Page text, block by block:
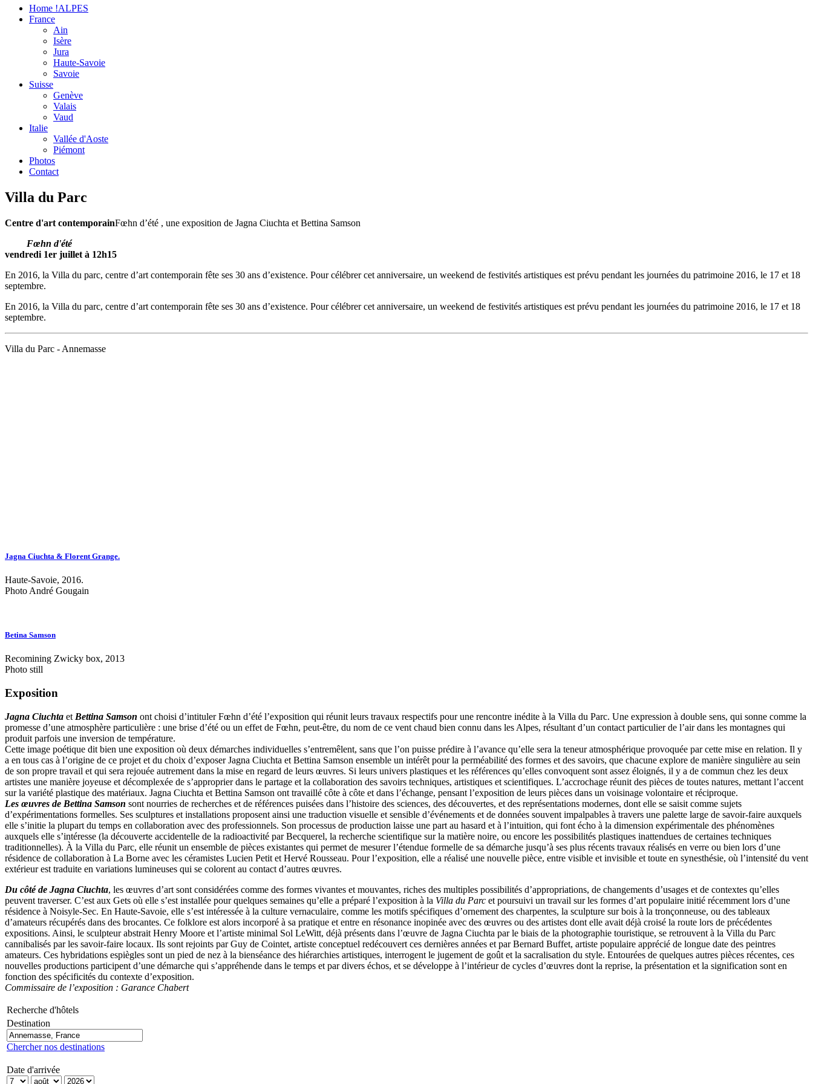
Home !ALPES
France
Ain
Isère
Jura
Haute-Savoie
Savoie
Suisse
Genève
Valais
Vaud
Italie
Vallée d'Aoste
Piémont
Photos
Contact
Villa du Parc
Centre d'art contemporainFœhn d’été , une exposition de Jagna Ciuchta et Bettina Samson
Fœhn d'été
vendredi 1er juillet à 12h15
En 2016, la Villa du parc, centre d’art contemporain fête ses 30 ans d’existence. Pour célébrer cet anniversaire, un weekend de festivités artistiques est prévu pendant les journées du patrimoine 2016, le 17 et 18
septembre.
En 2016, la Villa du parc, centre d’art contemporain fête ses 30 ans d’existence. Pour célébrer cet anniversaire, un weekend de festivités artistiques est prévu pendant les journées du patrimoine 2016, le 17 et 18
septembre.
Villa du Parc - Annemasse
Jagna Ciuchta & Florent Grange.
Haute-Savoie, 2016.
Photo André Gougain
Betina Samson
Recomining Zwicky box, 2013
Photo still
Exposition
Jagna Ciuchta et Bettina Samson ont choisi d’intituler Fœhn d’été l’exposition qui réunit leurs travaux respectifs pour une rencontre inédite à la Villa du Parc. Une expression à double sens, qui sonne comme la
promesse d’une atmosphère particulière : une brise d’été ou un effet de Fœhn, peut-être, du nom de ce vent chaud bien connu dans les Alpes, résultant d’un contact particulier de l’air dans les montagnes qui
produit parfois une inversion de température.
Cette image poétique dit bien une exposition où deux démarches individuelles s’entremêlent, sans que l’on puisse prédire à l’avance qu’elle sera la teneur atmosphérique provoquée par cette mise en relation. Il y
a en tous cas à l’origine de ce projet et du choix d’exposer Jagna Ciuchta et Bettina Samson ensemble un intérêt pour la perméabilité des formes et des savoirs, que chacune explore de manière singulière au sein
de son propre travail et qui sera rejouée autrement dans la mise en regard de leurs œuvres. Si leurs univers plastiques et les références qu’elles convoquent sont assez éloignés, il y a de commun chez les deux
artistes une manière joyeuse et décomplexée de s’approprier dans le partage et la collaboration des savoirs techniques, artistiques et scientifiques. L’accrochage réunit des pièces de toutes natures, mettant l’accent
sur la variété plastique des matériaux. Jagna Ciuchta et Bettina Samson ont travaillé côte à côte et dans l’échange, pensant l’exposition de leurs pièces dans un voisinage volontaire et réciproque.
Les œuvres de Bettina Samson sont nourries de recherches et de références puisées dans l’histoire des sciences, des découvertes, et des représentations modernes, dont elle se saisit comme sujets
d’expérimentations formelles. Ses sculptures et installations proposent ainsi une traduction visuelle et sensible d’événements et de données souvent impalpables à travers une palette large de savoir-faire auxquels
elle s’initie la plupart du temps en collaboration avec des professionnels. Son processus de production laisse une part au hasard et à l’intuition, qui font écho à la dimension expérimentale des phénomènes
auxquels elle s’intéresse (la découverte accidentelle de la radioactivité par Becquerel, la recherche scientifique sur la matière noire, ou encore les possibilités plastiques inattendues de certaines techniques
traditionnelles). À la Villa du Parc, elle réunit un ensemble de pièces existantes qui permet de mesurer l’étendue formelle de sa démarche jusqu’à ses plus récents travaux réalisés en verre ou bien lors d’une
résidence de collaboration à La Borne avec les céramistes Lucien Petit et Hervé Rousseau. Pour l’exposition, elle a réalisé une nouvelle pièce, entre visible et invisible et toute en synesthésie, où l’intensité du vent
extérieur est traduite en variations lumineuses qui se colorent au contact d’autres œuvres.
Du côté de Jagna Ciuchta, les œuvres d’art sont considérées comme des formes vivantes et mouvantes, riches des multiples possibilités d’appropriations, de changements d’usages et de contextes qu’elles
peuvent traverser. C’est aux Gets où elle s’est installée pour quelques semaines qu’elle a préparé l’exposition à la Villa du Parc et poursuivi un travail sur les formes d’art populaire initié récemment lors d’une
résidence à Noisyle-Sec. En Haute-Savoie, elle s’est intéressée à la culture vernaculaire, comme les motifs spécifiques d’ornement des charpentes, la sculpture sur bois à la tronçonneuse, ou des tableaux
d’amateurs récupérés dans des brocantes. Ce folklore est alors incorporé à sa pratique et entre en résonance inopinée avec des œuvres ou des artistes dont elle avait déjà croisé la route lors de précédentes
expositions. Ainsi, le sculpteur abstrait Henry Moore et l’artiste minimal Sol LeWitt, déjà présents dans l’œuvre de Jagna Ciuchta par le biais de la photographie touristique, se retrouvent à la Villa du Parc
cannibalisés par les savoir-faire locaux. Ils sont rejoints par Guy de Cointet, artiste conceptuel redécouvert ces dernières années et par Bernard Buffet, artiste populaire apprécié de longue date des peintres
amateurs. Ces hybridations espiègles sont un pied de nez à la bienséance des hiérarchies artistiques, interrogent le jugement de goût et la sacralisation du style. Entourées de quelques autres pièces récentes, ces
nouvelles productions participent d’une démarche qui s’appréhende dans le temps et par divers échos, et se développe à l’intérieur de cycles d’œuvres dont la reprise, la présentation et la signification sont en
fonction des spécificités du contexte d’exposition.
Commissaire de l’exposition : Garance Chabert
Recherche d'hôtels
Destination
Chercher nos destinations
Date d'arrivée